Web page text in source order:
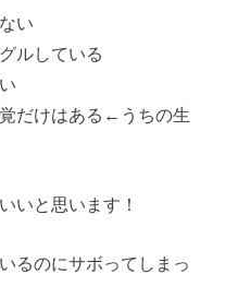
い
ルしている
だけはある←うちの生
いと思います！
るのにサボってしまっ